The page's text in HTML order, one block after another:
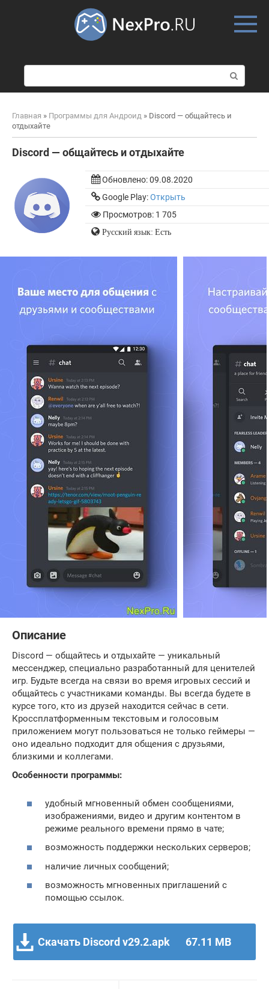
о
и
к
Главная » Программы для Андроид » Discord — общайтесь и
отдыхайте
Discord — общайтесь и отдыхайте
Обновлено:09.08.2020
Google Play:Открыть
Просмотров: 1 705
Русский язык: Есть
Описание
Discord — общайтесь и отдыхайте — уникальный
мессенджер, специально разработанный для ценителей
игр. Будьте всегда на связи во время игровых сессий и
общайтесь с участниками команды. Вы всегда будете в
курсе того, кто из друзей находится сейчас в сети.
Кроссплатформенным текстовым и голосовым
приложением могут пользоваться не только геймеры —
оно идеально подходит для общения с друзьями,
близкими и коллегами.
Особенности программы:
удобный мгновенный обмен сообщениями,
изображениями, видео и другим контентом в
режиме реального времени прямо в чате;
возможность поддержки нескольких серверов;
наличие личных сообщений;
возможность мгновенных приглашений с
помощью ссылок.
Скачать Discord v29.2.apk 67.11 MB